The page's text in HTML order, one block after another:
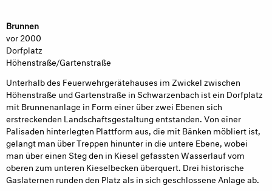
Brunnen
vor 2000
Dorfplatz
Höhenstraße/Gartenstraße
Unterhalb des Feuerwehrgerätehauses im Zwickel zwischen
Höhenstraße und Gartenstraße in Schwarzenbach ist ein Dorfplatz
mit Brunnenanlage in Form einer über zwei Ebenen sich
erstreckenden Landschaftsgestaltung entstanden. Von einer
Palisaden hinterlegten Plattform aus, die mit Bänken möbliert ist,
gelangt man über Treppen hinunter in die untere Ebene, wobei
man über einen Steg den in Kiesel gefassten Wasserlauf vom
oberen zum unteren Kieselbecken überquert. Drei historische
Gaslaternen runden den Platz als in sich geschlossene Anlage ab.